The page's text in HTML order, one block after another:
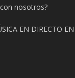
nosotros?
EN DIRECTO